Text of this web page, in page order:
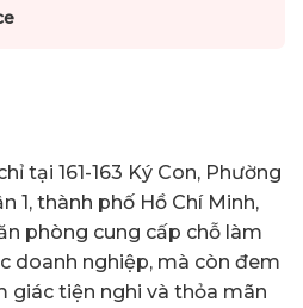
tại 161-163 Ký Con, Phường
1, thành phố Hồ Chí Minh,
phòng cung cấp chỗ làm
doanh nghiệp, mà còn đem
giác tiện nghi và thỏa mãn